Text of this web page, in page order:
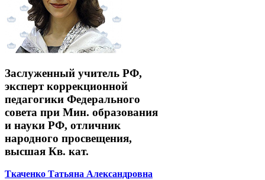
Заслуженный учитель РФ,
эксперт коррекционной
педагогики Федерального
совета при Мин. образования
и науки РФ, отличник
народного просвещения,
высшая Кв. кат.
Ткаченко Татьяна Александровна